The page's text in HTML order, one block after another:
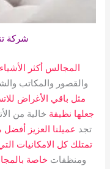
شركة
المجالس أكثر
والقصور والمكاتب
مثل باقي الأغراض
جعلها نظيفة خالية من
تجد عميلنا العزيز
تمتلك كل الامكانيات
ومنظفات خاصة